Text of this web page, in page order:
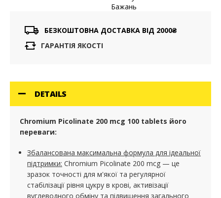
менш важливою частиною формули є кроскармелоза
оперативному вивільненню хрому в шлунку, що
Chromium Picolinate 200 mcg 100 tablets — це ефективна
коли важливопідтримувати стабільний рівень цукру
активний метаболізм
Бажань
БЕЗКОШТОВНА ДОСТАВКА ВІД 2000₴
ГАРАНТІЯ ЯКОСТІ
DETAILS
Chromium Picolinate 200 mcg 100 tablets його
переваги:
Збалансована максимальна формула для ідеальної
підтримки: Chromium Picolinate 200 mcg — це
зразок точності для м'якої та регулярної
стабілізації рівня цукру в крові, активізації
вуглеводного обміну та підвищення загального